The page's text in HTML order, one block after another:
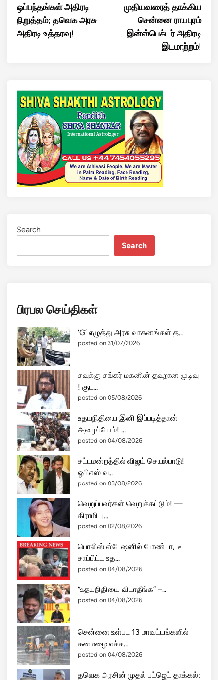
ஒப்பந்தங்கள் அதிரடி
நிறுத்தம்; தவெக அரசு
அதிரடி உத்தரவு!
முதியவரைத் தாக்கிய
சென்னை ராயபுரம்
இன்ஸ்பெக்டர் அதிரடி
இடமாற்றம்!
Search
Search
பிரபல செய்திகள்
‘G’ எழுத்து அரசு வாகனங்கள் த...
posted on 31/07/2026
சவுக்கு சங்கர் மகனின் தவறான முடிவு
! குட...
posted on 05/08/2026
உதயநிதியை இனி இப்படித்தான்
அழைப்போம்! ...
posted on 04/08/2026
சட்டமன்றத்தில் விஜய் செயல்பாடு!
ஓபிஎஸ் வ...
posted on 03/08/2026
வெறுப்பவர்கள் வெறுக்கட்டும்! —
கிராமி பு...
posted on 02/08/2026
பொலிஸ் ஸ்டேஷனில் போண்டா, டீ
சாப்பிட்ட உத...
posted on 04/08/2026
“உதயநிதியை விடாதீங்க” –...
posted on 04/08/2026
சென்னை உள்பட 13 மாவட்டங்களில்
கனமழை எச்ச...
posted on 04/08/2026
தவெக அரசின் முதல் பட்ஜெட் தாக்கல்: